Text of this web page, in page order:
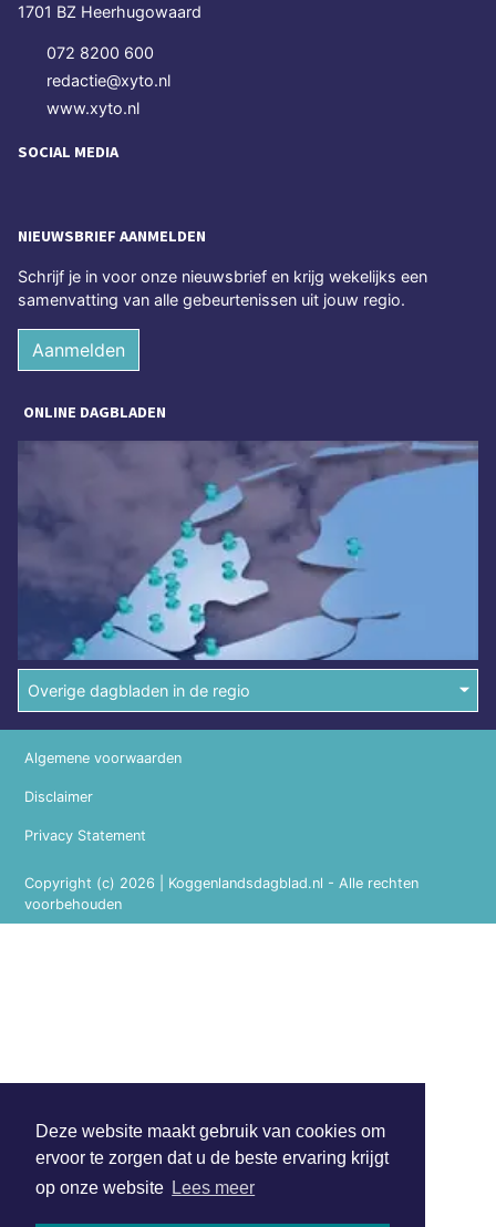
Deze website maakt gebruik van cookies om
ervoor te zorgen dat u de beste ervaring krijgt
op onze website Lees meer
1701 BZ Heerhugowaard
072 8200 600
redactie@xyto.nl
www.xyto.nl
SOCIAL MEDIA
NIEUWSBRIEF AANMELDEN
Schrijf je in voor onze nieuwsbrief en krijg wekelijks een
samenvatting van alle gebeurtenissen uit jouw regio.
Aanmelden
ONLINE DAGBLADEN
Overige dagbladen in de regio
Copyright (c) 2026 | Koggenlandsdagblad.nl - Alle rechten
voorbehouden
Algemene voorwaarden
Disclaimer
Privacy Statement